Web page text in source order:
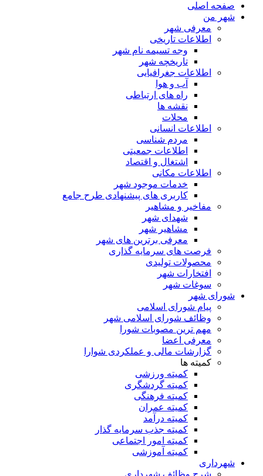
صفحه اصلی
شهر من
معرفی شهر
اطلاعات تاریخی
وجه تسیمه نام شهر
تاریخچه شهر
اطلاعات جغرافیایی
آب و هوا
راه های ارتباطی
نقشه ها
محلات
اطلاعات انسانی
مردم شناسی
اطلاعات جمعیتی
اشتغال و اقتصاد
اطلاعات مکانی
خدمات موجود شهر
کاربری های پیشنهادی طرح جامع
مفاخیر و مشاهیر
شهدای شهر
مشاهیر شهر
معرفی برترین های شهر
فرصت های سرمایه گذاری
محصولات تولیدی
افتخارات شهر
سوغات شهر
شورای شهر
پیام شورای اسلامی
وظائف شورای اسلامی شهر
مهم ترین مصوبات شورا
معرفی اعضا
گزارشات مالی و عملکردی شوارا
کمیته ها
کمیته ورزشی
کمیته گردشگری
کمیته فرهنگی
کمیته عمران
کمیته درآمد
کمیته جذب سرمایه گذار
کمیته امور اجتماعی
کمیته آموزشی
شهرداری